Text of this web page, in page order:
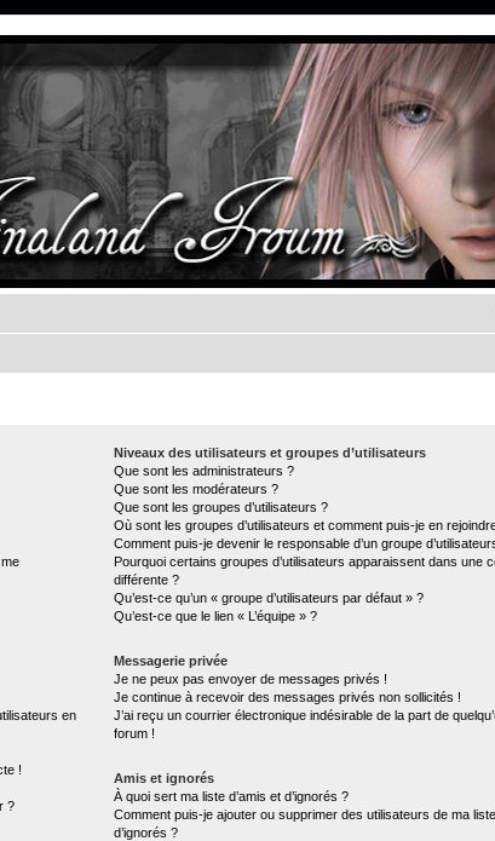
en
!
?
Niveaux des utilisateurs et groupes d’utilisateurs
Que sont les administrateurs ?
Que sont les modérateurs ?
Que sont les groupes d’utilisateurs ?
Où sont les groupes d’utilisateurs et comment puis-je en
Comment puis-je devenir le responsable d’un groupe
Pourquoi certains groupes d’utilisateurs apparaissent dans une
différente ?
Qu’est-ce qu’un « groupe d’utilisateurs par défaut » ?
Qu’est-ce que le lien « L’équipe » ?
Messagerie privée
Je ne peux pas envoyer de messages privés !
Je continue à recevoir des messages privés non sollicités !
J’ai reçu un courrier électronique indésirable de la part de
forum !
Amis et ignorés
À quoi sert ma liste d’amis et d’ignorés ?
Comment puis-je ajouter ou supprimer des utilisateurs de ma liste
d’ignorés ?